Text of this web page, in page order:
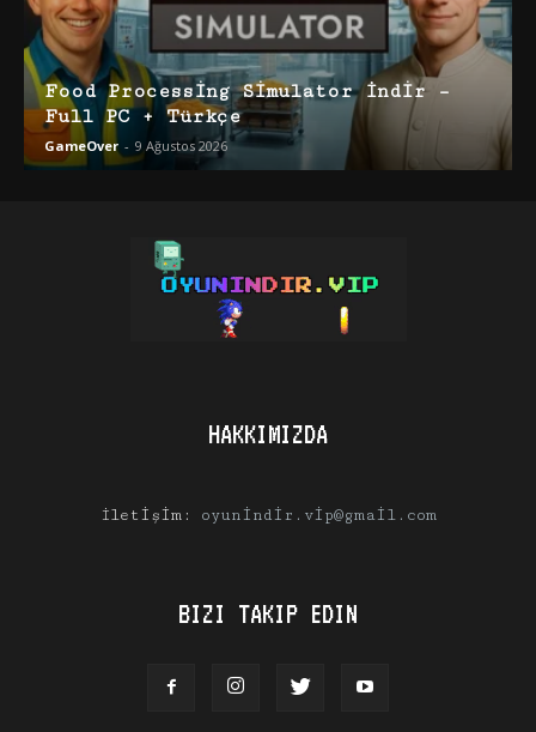
Food Processing Simulator İndir –
Full PC + Türkçe
GameOver - 9 Ağustos 2026
HAKKIMIZDA
İletişim: oyunindir.vip@gmail.com
BIZI TAKIP EDIN